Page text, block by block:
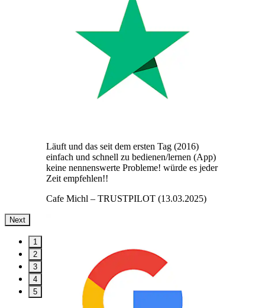
Läuft und das seit dem ersten Tag (2016)
einfach und schnell zu bedienen/lernen (App)
keine nennenswerte Probleme! würde es jeder
Zeit empfehlen!!
Cafe Michl – TRUSTPILOT (13.03.2025)
Next
1
2
3
4
5